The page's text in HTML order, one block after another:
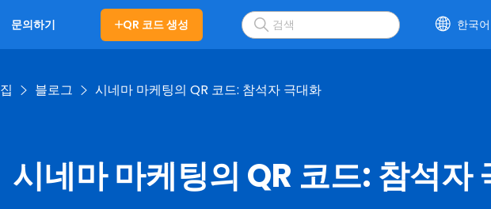
문의하기 QR 코드 생성 한국어
집 블로그 시네마 마케팅의 QR 코드: 참석자 극대화
시네마 마케팅의 QR 코드: 참석자